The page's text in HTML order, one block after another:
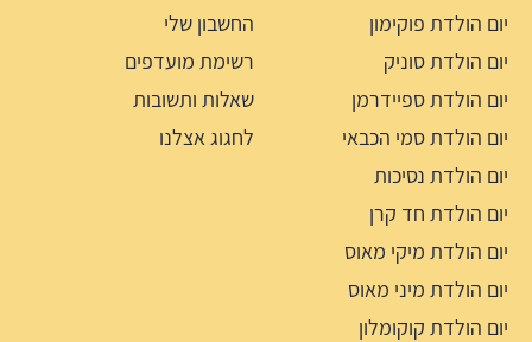
יום הולדת פוקימון
יום הולדת סוניק
יום הולדת ספיידרמן
יום הולדת סמי הכבאי
יום הולדת נסיכות
יום הולדת חד קרן
יום הולדת מיקי מאוס
יום הולדת מיני מאוס
יום הולדת קוקומלון
החשבון שלי
רשימת מועדפים
שאלות ותשובות
לחגוג אצלנו